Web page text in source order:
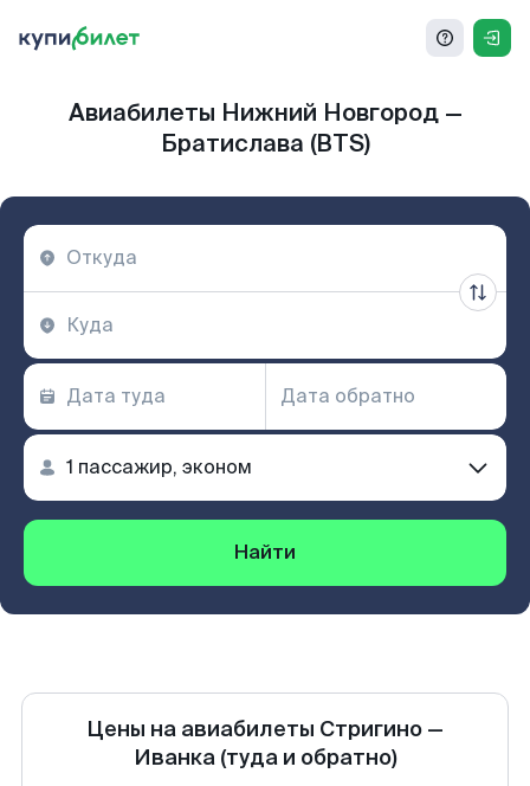
Авиабилеты Нижний Новгород —
Братислава (BTS)
Найти
Цены на авиабилеты Стригино —
Иванка (туда и обратно)